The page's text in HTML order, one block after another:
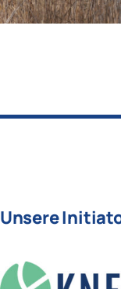
Unsere